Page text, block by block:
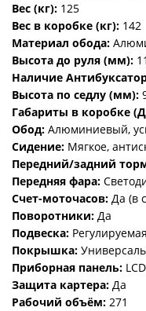
Вес (кг): 125
Вес в коробке (кг): 142
Материал обода:
Высота до руля (мм):
Наличие
Высота по седлу (мм):
Габариты в коробке
Обод: Алюминиевый,
Сидение: Мягкое,
Передний/задний
Передняя фара:
Счет-моточасов: Да (в
Поворотники: Да
Подвеска: Регулируемая
Покрышка:
Приборная панель:
Защита картера: Да
Рабочий объём: 271